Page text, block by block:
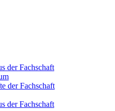
der Fachschaft
der Fachschaft
der Fachschaft